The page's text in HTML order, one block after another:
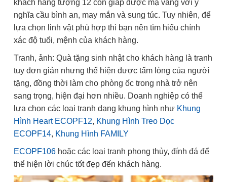
khách hàng tượng 12 con giáp được mạ vàng với ý
nghĩa cầu bình an, may mắn và sung túc. Tuy nhiên, để
lựa chọn linh vật phù hợp thì bạn nên tìm hiểu chính
xác độ tuổi, mệnh của khách hàng.
Tranh, ảnh: Quà tặng sinh nhật cho khách hàng là tranh
tuy đơn giản nhưng thể hiện được tấm lòng của người
tặng, đồng thời làm cho phòng ốc trong nhà trở nên
sang trọng, hiện đại hơn nhiều. Doanh nghiệp có thể
lựa chọn các loại tranh dạng khung hình như Khung
Hình Heart ECOPF12, Khung Hình Treo Dọc
ECOPF14, Khung Hình FAMILY
ECOPF106 hoặc các loại tranh phong thủy, đính đá để
thể hiện lời chúc tốt đẹp đến khách hàng.